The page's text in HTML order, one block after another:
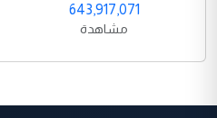
643,917,071
مشاهدة